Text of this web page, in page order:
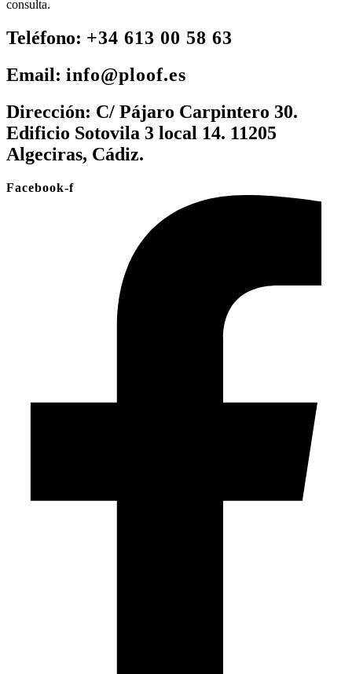
consulta.
Teléfono: +34 613 00 58 63
Email: info@ploof.es
Dirección: C/ Pájaro Carpintero 30.
Edificio Sotovila 3 local 14. 11205
Algeciras, Cádiz.
Facebook-f